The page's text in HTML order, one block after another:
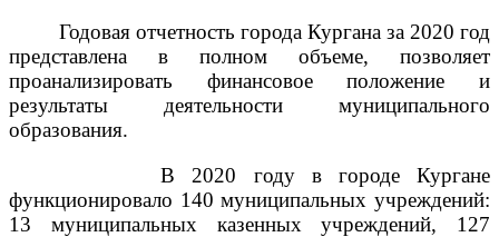
Годовая отчетность города Кургана за 2020 год
представлена в полном объеме, позволяет
проанализировать финансовое положение и
результаты деятельности муниципального
образования.
В 2020 году в городе Кургане
функционировало 140 муниципальных учреждений:
13 муниципальных казенных учреждений, 127